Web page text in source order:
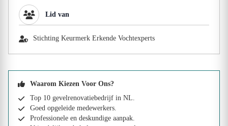
Lid van
Stichting Keurmerk Erkende Vochtexperts
Waarom Kiezen Voor Ons?
Top 10 gevelrenovatiebedrijf in NL.
Goed opgeleide medewerkers.
Professionele en deskundige aanpak.